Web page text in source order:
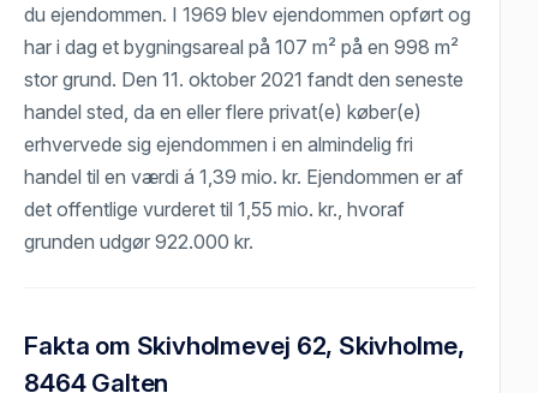
du ejendommen. I 1969 blev ejendommen opført og
har i dag et bygningsareal på 107 m² på en 998 m²
stor grund. Den 11. oktober 2021 fandt den seneste
handel sted, da en eller flere privat(e) køber(e)
erhvervede sig ejendommen i en almindelig fri
handel til en værdi á 1,39 mio. kr. Ejendommen er af
det offentlige vurderet til 1,55 mio. kr., hvoraf
grunden udgør 922.000 kr.
Fakta om Skivholmevej 62, Skivholme,
8464 Galten